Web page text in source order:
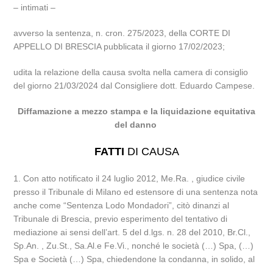
– intimati –
avverso la sentenza, n. cron. 275/2023, della CORTE DI
APPELLO DI BRESCIA pubblicata il giorno 17/02/2023;
udita la relazione della causa svolta nella camera di consiglio
del giorno 21/03/2024 dal Consigliere dott. Eduardo Campese.
Diffamazione a mezzo stampa e la liquidazione equitativa
del danno
FATTI DI CAUSA
1. Con atto notificato il 24 luglio 2012, Me.Ra. , giudice civile
presso il Tribunale di Milano ed estensore di una sentenza nota
anche come “Sentenza Lodo Mondadori”, citò dinanzi al
Tribunale di Brescia, previo esperimento del tentativo di
mediazione ai sensi dell’art. 5 del d.lgs. n. 28 del 2010, Br.Cl.,
Sp.An. , Zu.St., Sa.Al.e Fe.Vi., nonché le società (…) Spa, (…)
Spa e Società (…) Spa, chiedendone la condanna, in solido, al